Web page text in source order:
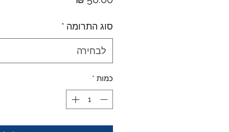
סוג התרומה *
לבחירה
כמות *